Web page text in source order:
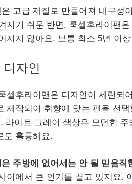
고급 재질로 만들어져 내구성
지기 쉬운 반면, 쿡셀후라이팬
지지 않아요. 보통 최소 5년 이
자인
셀후라이팬은 디자인이 세련되
제작되어 취향에 맞는 팬을 선
라이트 그레이 색상은 모던한
도 훌륭해요.
주방에 없어서는 안 될 믿음직
이에서 큰 인기를 끌고 있지요.